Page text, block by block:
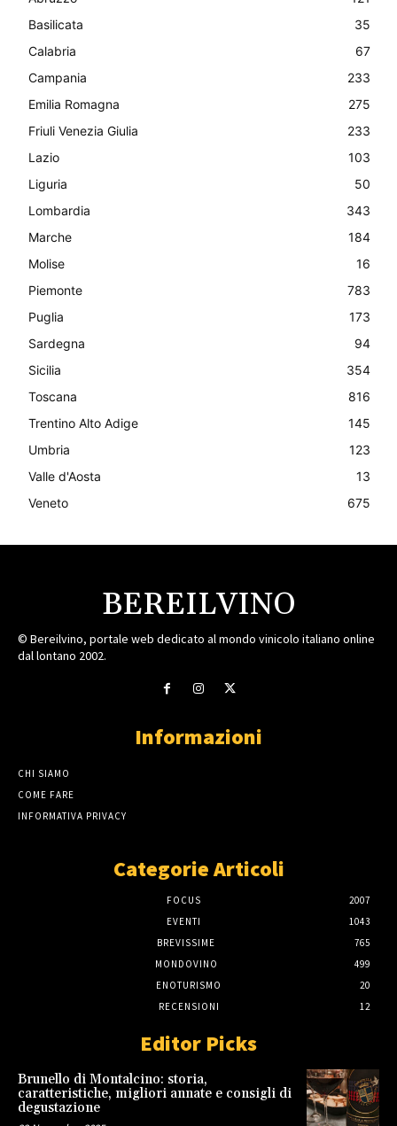
Basilicata
35
Calabria
67
Campania
233
Emilia Romagna
275
Friuli Venezia Giulia
233
Lazio
103
Liguria
50
Lombardia
343
Marche
184
Molise
16
Piemonte
783
Puglia
173
Sardegna
94
Sicilia
354
Toscana
816
Trentino Alto Adige
145
Umbria
123
Valle d'Aosta
13
Veneto
675
BEREILVINO
© Bereilvino, portale web dedicato al mondo vinicolo italiano online
dal lontano 2002.
Informazioni
CHI SIAMO
COME FARE
INFORMATIVA PRIVACY
Categorie Articoli
FOCUS
2007
EVENTI
1043
BREVISSIME
765
MONDOVINO
499
ENOTURISMO
20
RECENSIONI
12
Editor Picks
Brunello di Montalcino: storia,
caratteristiche, migliori annate e consigli di
degustazione